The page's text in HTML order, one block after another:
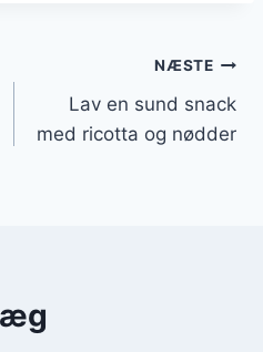
NÆSTE
Lav en sund snack
med ricotta og nødder